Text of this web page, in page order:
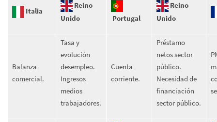
Italia
Reino
Unido
Portugal
Reino
Unido
Balanza
comercial.
Tasa y
evolución
desempleo.
Ingresos
medios
trabajadores.
Cuenta
corriente.
Préstamo
netos sector
público.
Necesidad de
financiación
sector público.